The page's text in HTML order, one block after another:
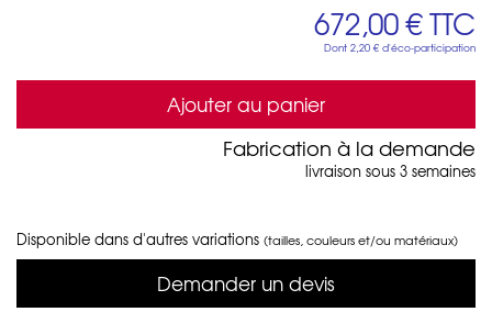
672,00 €TTC
Dont 2,20 € d'éco-participation
Ajouter au panier
Fabrication à la demande
livraison sous 3 semaines
Disponible dans d'autres variations (tailles, couleurs et/ou matériaux)
Demander un devis